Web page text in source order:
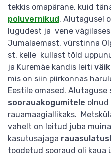
tekkis omapärane, kuid
poluvernikud. Alutagusel
lugudest ja vene
Jumalaemast, vürstinna
st, kelle kullast tõld
ja Kuremäe kandis leiti
mis on siin piirkonnas
Eestile omased.
soorauakogumitele olnud
rauamaagiallikaks.
vahelt on leitud juba
kasutusajaga
toodetud sooraud oli kaua